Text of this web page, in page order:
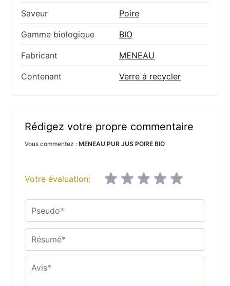
Saveur Poire
Gamme biologique BIO
Fabricant MENEAU
Contenant Verre à recycler
Rédigez votre propre commentaire
Vous commentez : MENEAU PUR JUS POIRE BIO
Votre évaluation:
Pseudo
Résumé
Avis